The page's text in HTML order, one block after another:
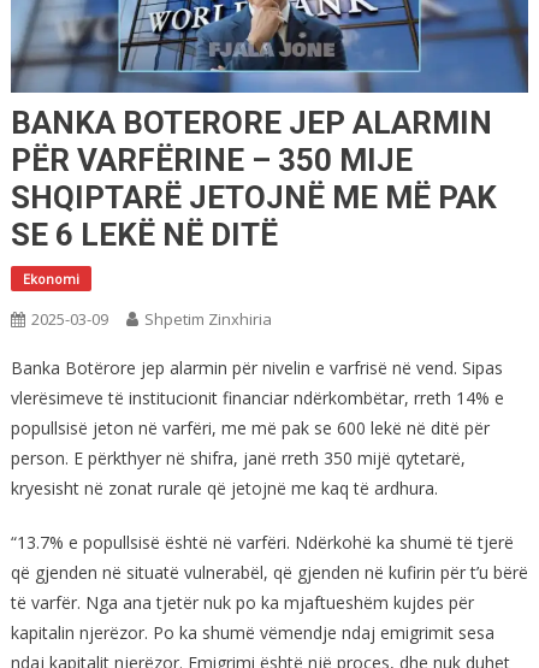
BANKA BOTERORE JEP ALARMIN
PËR VARFËRINE – 350 MIJE
SHQIPTARË JETOJNË ME MË PAK
SE 6 LEKË NË DITË
Ekonomi
2025-03-09 Shpetim Zinxhiria
Banka Botërore jep alarmin për nivelin e varfrisë në vend. Sipas
vlerësimeve të institucionit financiar ndërkombëtar, rreth 14% e
popullsisë jeton në varfëri, me më pak se 600 lekë në ditë për
person. E përkthyer në shifra, janë rreth 350 mijë qytetarë,
kryesisht në zonat rurale që jetojnë me kaq të ardhura.
“13.7% e popullsisë është në varfëri. Ndërkohë ka shumë të tjerë
që gjenden në situatë vulnerabël, që gjenden në kufirin për t’u bërë
të varfër. Nga ana tjetër nuk po ka mjaftueshëm kujdes për
kapitalin njerëzor. Po ka shumë vëmendje ndaj emigrimit sesa
ndaj kapitalit njerëzor. Emigrimi është një proces, dhe nuk duhet